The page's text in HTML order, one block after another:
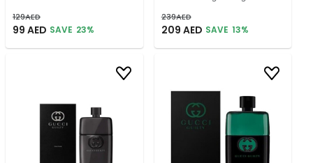
129AED
99 AED SAVE 23%
239AED
209 AED SAVE 13%